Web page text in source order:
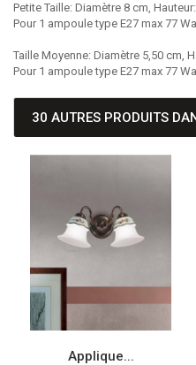
Petite Taille: Diamètre 8 cm,
Pour 1 ampoule type E27 max 77
Taille Moyenne: Diamètre 5,50 cm,
Pour 1 ampoule type E27 max 77
30 AUTRES PRODUITS
Applique...